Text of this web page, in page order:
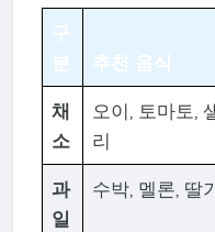
구
분
추천 음식
채
소
오이, 토마토,
리
과
일
수박, 멜론, 딸